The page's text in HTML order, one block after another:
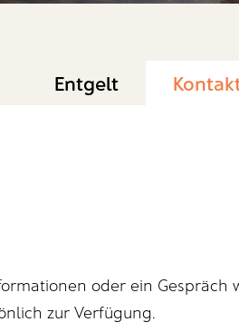
Entgelt
oder ein Gespräch
zur Verfügung.